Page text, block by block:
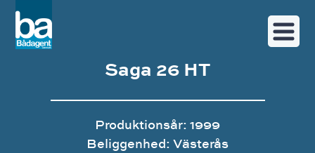
Saga 26 HT
Produktionsår: 1999
Beliggenhed: Västerås